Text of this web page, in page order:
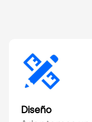
Diseño